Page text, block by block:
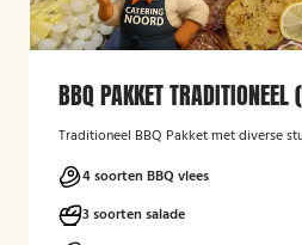
BBQ PAKKET TRADITIONEEL
Traditioneel BBQ Pakket met diverse
4 soorten BBQ vlees
3 soorten salade